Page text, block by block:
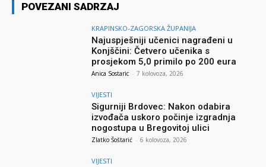
POVEZANI SADRZAJ
KRAPINSKO-ZAGORSKA ŽUPANIJA
Najuspješniji učenici nagrađeni u
Konjščini: Četvero učenika s
prosjekom 5,0 primilo po 200 eura
Anica Sostaric - 7 kolovoza, 2026
VIJESTI
Sigurniji Brdovec: Nakon odabira
izvođača uskoro počinje izgradnja
nogostupa u Bregovitoj ulici
Zlatko Šoštarić - 6 kolovoza, 2026
VIJESTI